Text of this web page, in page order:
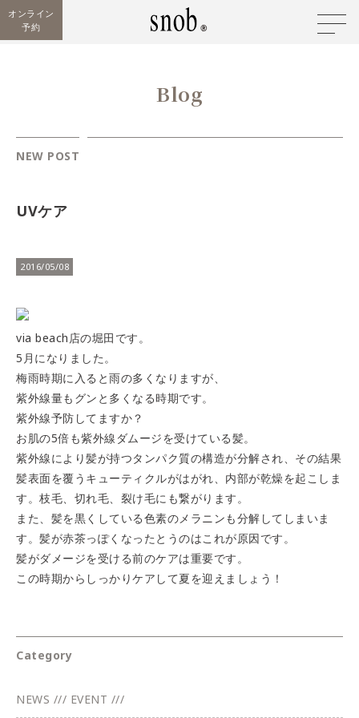
オンライン
予約
Blog
NEW POST
UVケア
2016/05/08
via beach店の堀田です。
5月になりました。
梅雨時期に入ると雨の多くなりますが、
紫外線量もグンと多くなる時期です。
紫外線予防してますか？
お肌の5倍も紫外線ダムージを受けている髪。
紫外線により髪が持つタンパク質の構造が分解され、その結果
髪表面を覆うキューティクルがはがれ、内部が乾燥を起こしま
す。枝毛、切れ毛、裂け毛にも繋がります。
また、髪を黒くしている色素のメラニンも分解してしまいま
す。髪が赤茶っぽくなったとうのはこれが原因です。
髪がダメージを受ける前のケアは重要です。
この時期からしっかりケアして夏を迎えましょう！
Category
NEWS /// EVENT ///